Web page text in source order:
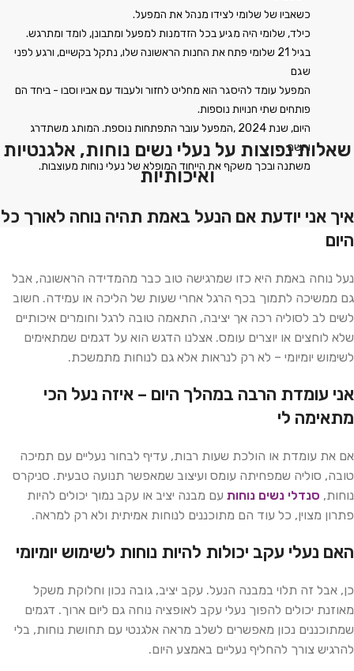
.כשאביו של שלומי לצידו מנהל את המפעל
.כילד, שלומי היה מגיע בכל הזדמנות למפעל ומתבונן, לומד ומתרגש
בגיל 21 שלומי פתח את החנות הראשונה שלו, נתקל בקשיים, ורגע לפני
שגם
המפעל עומד להיסגר הוא מחליט לחזור ולעבוד עם אביו וסבו - ביחד הם
.פותחים שתי חנויות נוספות
היום, שנת 2024 ,המפעל עובר התפתחות נוספת. המותג משתדרג
והשם
.משתנה ובכך משקף את הייחוד המופלא של נעלי נוחות מעוצבות
שאלות נפוצות על נעלי נשים נוחות, אלגנטיות
ואיכותיות
איך אני יודעת אם הנעל באמת תהיה נוחה לאורך כל
היום
נעל נוחה באמת היא כזו שמרגישה טוב כבר מהמדידה הראשונה, אבל
גם ממשיכה לתמוך בכף הרגל אחרי שעות של הליכה או עמידה. חשוב
לשים לב לסוליה רכה אך יציבה, התאמה טובה לרגל וחומרים איכותיים
שלא לוחצים או יוצרים עומס. אצלנו הדגש הוא על דגמים שמתאימים
לשימוש יומיומי – לא רק לנראות אלא גם לנוחות מתמשכת.
אני עומדת הרבה במהלך היום – איזה נעל הכי
מתאימה לי
אם את עומדת או הולכת שעות רבות, עדיף לבחור נעליים עם תמיכה
טובה, סוליה שמפחיתה עומס ועיצוב שמאפשר תנועה טבעית. סניקרס
נוחות, סנדלי נשים נוחות עם מבנה יציב או עקב נמוך יכולים להיות
פתרון מצוין, כל עוד הם מתוכננים לנוחות אמיתית ולא רק למראה.
האם נעלי עקב יכולות להיות נוחות לשימוש יומיומי
כן, אבל זה תלוי במבנה הנעל. עקב יציב, גובה נכון וחלוקת משקל
מאוזנת יכולים להפוך נעלי עקב לאופציה נוחה גם ליום ארוך. דגמים
שמתוכננים נכון מאפשרים לשלב מראה אלגנטי עם תחושת נוחות, בלי
להרגיש צורך להחליף נעליים באמצע היום.